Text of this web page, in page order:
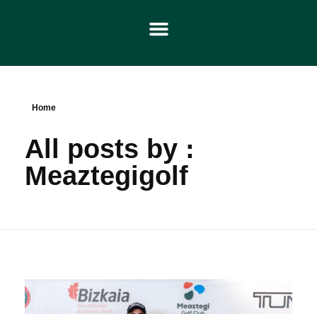
Home
All posts by :
Meaztegigolf